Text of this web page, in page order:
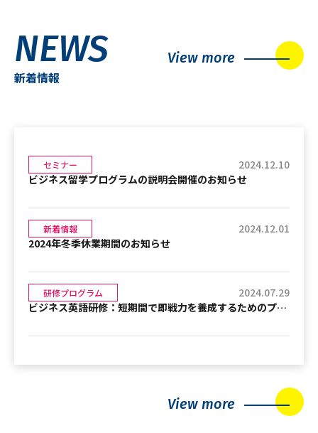
NEWS
新着情報
View more
セミナー
2024.12.10
ビジネス留学プログラムの説明会開催のお知らせ
新着情報
2024.12.01
2024年冬季休業期間のお知らせ
研修プログラム
2024.07.29
ビジネス英語研修：短期間で即戦力を養成するためのプログラム内容と、その成果を最大限に引き出す学習方法、さらに実際に研修を受けた受講者の体験談を通じて得られる効果についての詳細なご説明
View more